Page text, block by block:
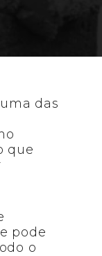
das
que
pode
o